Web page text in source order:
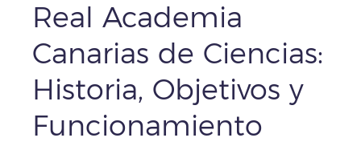
Real Academia
Canarias de Ciencias:
Historia, Objetivos y
Funcionamiento